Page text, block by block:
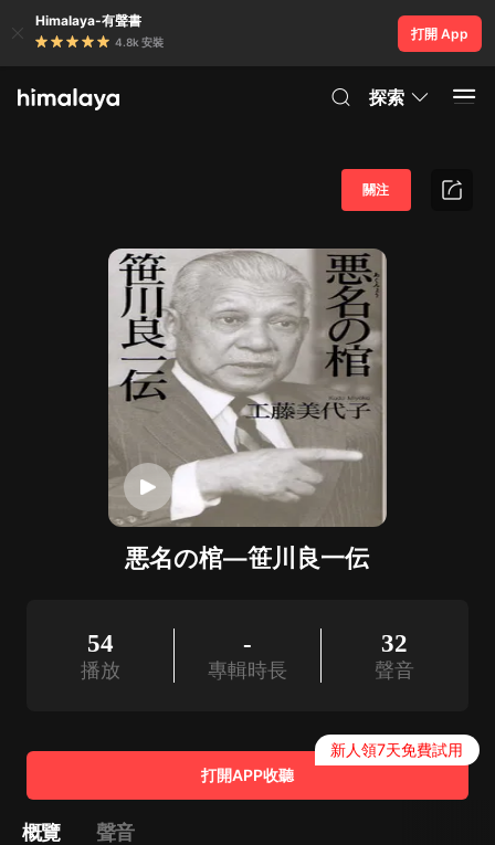
Himalaya-有聲書
4.8k 安裝
打開 App
探索
悪名の棺―笹川良一伝
關注
54
播放
-
專輯時長
32
聲音
打開APP收聽
新人領7天免費試用
概覽 聲音